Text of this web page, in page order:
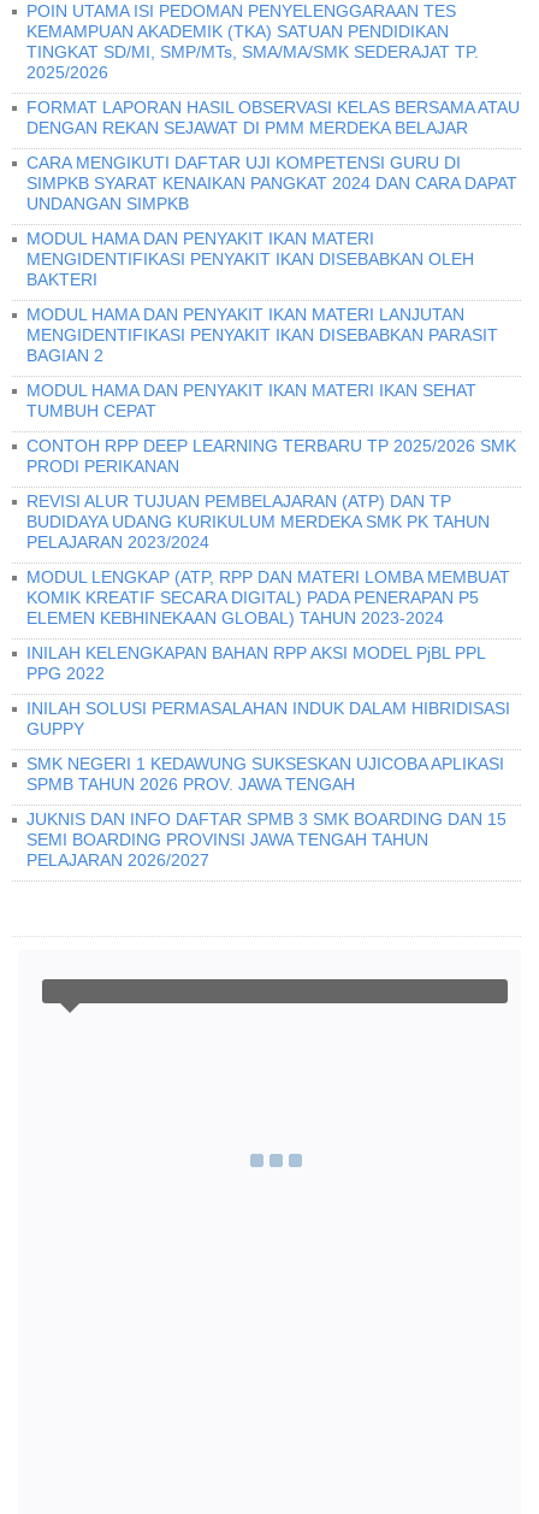
POIN UTAMA ISI PEDOMAN PENYELENGGARAAN TES
KEMAMPUAN AKADEMIK (TKA) SATUAN PENDIDIKAN
TINGKAT SD/MI, SMP/MTs, SMA/MA/SMK SEDERAJAT TP.
2025/2026
FORMAT LAPORAN HASIL OBSERVASI KELAS BERSAMA ATAU
DENGAN REKAN SEJAWAT DI PMM MERDEKA BELAJAR
CARA MENGIKUTI DAFTAR UJI KOMPETENSI GURU DI
SIMPKB SYARAT KENAIKAN PANGKAT 2024 DAN CARA DAPAT
UNDANGAN SIMPKB
MODUL HAMA DAN PENYAKIT IKAN MATERI
MENGIDENTIFIKASI PENYAKIT IKAN DISEBABKAN OLEH
BAKTERI
MODUL HAMA DAN PENYAKIT IKAN MATERI LANJUTAN
MENGIDENTIFIKASI PENYAKIT IKAN DISEBABKAN PARASIT
BAGIAN 2
MODUL HAMA DAN PENYAKIT IKAN MATERI IKAN SEHAT
TUMBUH CEPAT
CONTOH RPP DEEP LEARNING TERBARU TP 2025/2026 SMK
PRODI PERIKANAN
REVISI ALUR TUJUAN PEMBELAJARAN (ATP) DAN TP
BUDIDAYA UDANG KURIKULUM MERDEKA SMK PK TAHUN
PELAJARAN 2023/2024
MODUL LENGKAP (ATP, RPP DAN MATERI LOMBA MEMBUAT
KOMIK KREATIF SECARA DIGITAL) PADA PENERAPAN P5
ELEMEN KEBHINEKAAN GLOBAL) TAHUN 2023-2024
INILAH KELENGKAPAN BAHAN RPP AKSI MODEL PjBL PPL
PPG 2022
INILAH SOLUSI PERMASALAHAN INDUK DALAM HIBRIDISASI
GUPPY
SMK NEGERI 1 KEDAWUNG SUKSESKAN UJICOBA APLIKASI
SPMB TAHUN 2026 PROV. JAWA TENGAH
JUKNIS DAN INFO DAFTAR SPMB 3 SMK BOARDING DAN 15
SEMI BOARDING PROVINSI JAWA TENGAH TAHUN
PELAJARAN 2026/2027